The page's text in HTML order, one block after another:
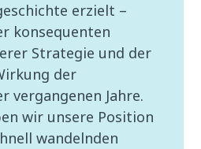
erzielt –
konsequenten
Strategie und der
der
vergangenen Jahre.
wir unsere Position
wandelnden